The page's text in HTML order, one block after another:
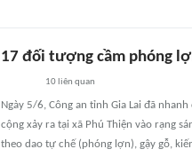
17 đối tượng cầm phóng
10liên quan
Ngày 5/6, Công an tỉnh Gia Lai đã
cộng xảy ra tại xã Phú Thiện vào rạng
theo dao tự chế (phóng lợn), gậy gỗ,